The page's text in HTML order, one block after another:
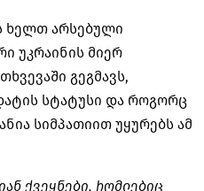
ხელთ არსებული
უკრაინის მიერ
გეგმავს,
სტატუსი და როგორც
სიმპათიით უყურებს ამ
ქვეყნები, რომლებიც